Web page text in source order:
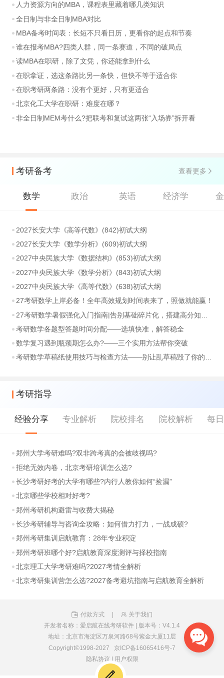
人力资源方向的MBA，课程表里藏着哪几类知识
全日制与非全日制MBA对比
MBA备考时间表：长短不只看日历，更看你的起点和节奏
谁在报考MBA?四类人群，同一条赛道，不同的破局点
读MBA在职研，除了文凭，你还能拿到什么
在职拿证，选这条路比另一条快，但快不等于适合你
在职考研两条路：没有个更好，只有更适合
北京化工大学在职研：难度在哪？
非全日制MEM考什么?把联考和复试这两张“入场券”拆开看
考研备考 查看更多
数学 政治 英语 经济学
2027长安大学《高等代数》(842)初试大纲
2027长安大学《数学分析》(609)初试大纲
2027中央民族大学《数据结构》(853)初试大纲
2027中央民族大学《数学分析》(843)初试大纲
2027中央民族大学《高等代数》(638)初试大纲
27考研数学上岸必备！全年高效规划时间表来了，照做就能赢！
27考研数学暑假强化入门指南|告别基础碎片化，搭建高分知识体系
考研数学各题型答题时间分配——选填快准，解答稳全
数学复习遇到瓶颈期怎么办?——三个实用方法帮你突破
考研数学草稿纸使用技巧与检查方法——别让乱草稿毁了你的分数
考研指导
经验分享 专业解析 院校排名 院校解析 每
郑州大学考研难吗?双非跨考真的会被歧视吗?
拒绝无效内卷，北京考研培训怎么选?
长沙考研好考的大学有哪些?内行人教你如何“捡漏”
北京哪些学校相对好考?
郑州考研机构避雷与收费大揭秘
长沙考研辅导与咨询全攻略：如何借力打力，一战成硕?
郑州考研集训启航教育：28年专业积淀
郑州考研班哪个好?启航教育深度测评与择校指南
北京理工大学考研难吗?2027考情全解析
北京考研集训营怎么选?2027备考避坑指南与启航教育全解析
付款方式 |
关于我们
开发者名称：爱启航在线考研软件
版本号：V4.1.4
地址：北京市海淀区万泉河路68号紫金大厦11层
Copyright©1998-2027 京ICP备16065416号-7
隐私协议 | 用户权限